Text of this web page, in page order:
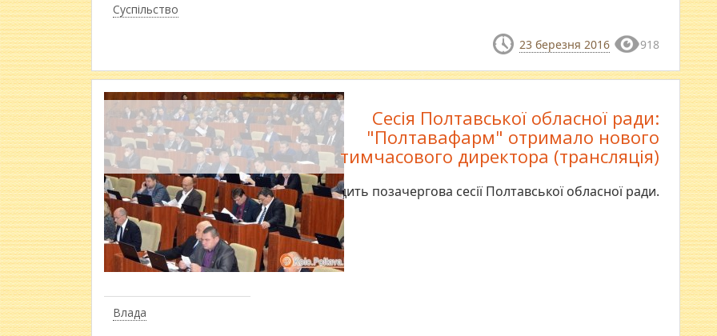
Суспільство
23 березня 2016 918
Влада
Сесія Полтавської обласної ради:
"Полтавафарм" отримало нового
тимчасового директора (трансляція)
Проходить позачергова сесії Полтавської обласної ради.